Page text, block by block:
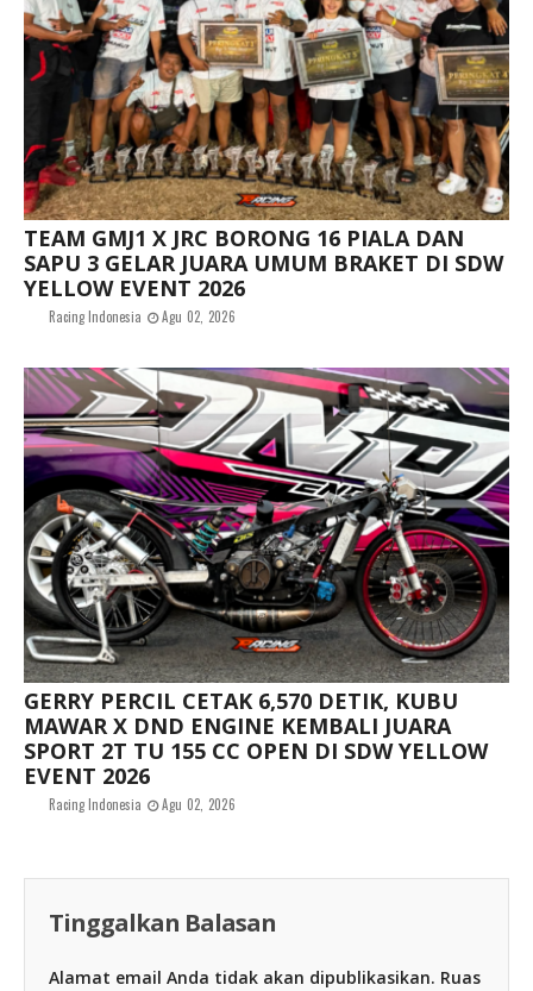
TEAM GMJ1 X JRC BORONG 16 PIALA DAN
SAPU 3 GELAR JUARA UMUM BRAKET DI SDW
YELLOW EVENT 2026
Racing Indonesia Agu 02, 2026
GERRY PERCIL CETAK 6,570 DETIK, KUBU
MAWAR X DND ENGINE KEMBALI JUARA
SPORT 2T TU 155 CC OPEN DI SDW YELLOW
EVENT 2026
Racing Indonesia Agu 02, 2026
Tinggalkan Balasan
Alamat email Anda tidak akan dipublikasikan. Ruas